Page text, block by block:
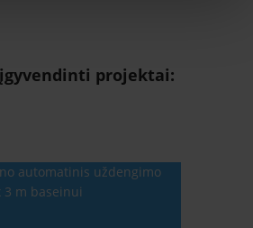
projektai: